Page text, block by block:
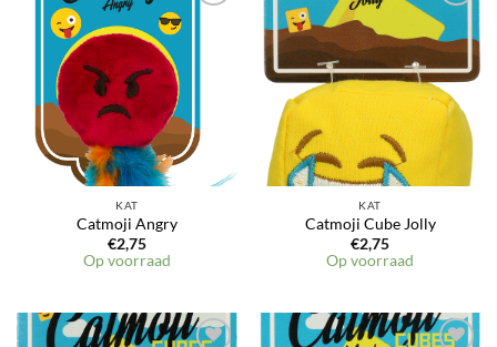
KAT
Catmoji Angry
€2,75
Op voorraad
KAT
Catmoji Cube Jolly
€2,75
Op voorraad